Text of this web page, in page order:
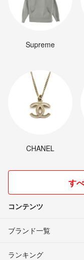
Supreme
CHANEL
す
コンテンツ
ブランド一覧
ランキング